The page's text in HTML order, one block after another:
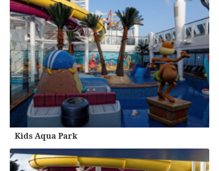
Kids Aqua Park